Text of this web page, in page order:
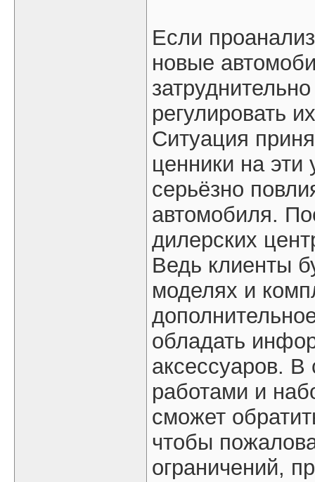
Если
новые
регулировать
Ситуация
ценники на эти
серьёзно
автомобиля.
дилерских
Ведь клиенты
моделях и
обладать
аксессуаров.
работами и
сможет
чтобы
ограничений,